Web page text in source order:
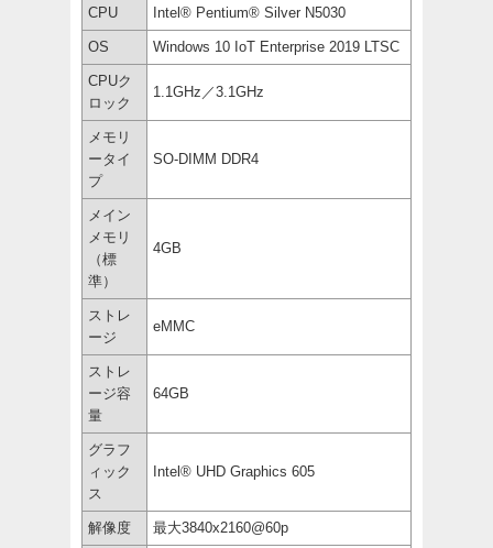
CPU Intel® Pentium® Silver N5030
OS Windows 10 IoT Enterprise 2019 LTSC
CPUク
ロック
1.1GHz／3.1GHz
メモリ
ータイ
プ
SO-DIMM DDR4
メイン
メモリ
（標
準）
4GB
ストレ
ージ
eMMC
ストレ
ージ容
量
64GB
グラフ
ィック
ス
Intel® UHD Graphics 605
解像度 最大3840x2160@60p